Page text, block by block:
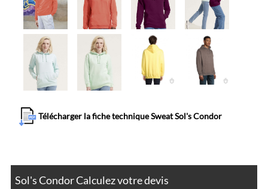
Télécharger la fiche technique Sweat Sol's Condor
Sol's Condor Calculez votre devis